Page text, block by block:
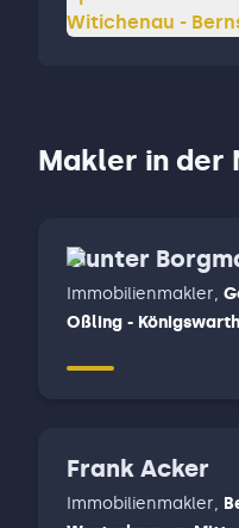
Witichenau -
Makler in der
Gunter
Immobilienmakler,
Oßling -
Frank Acker
Immobilienmakler,